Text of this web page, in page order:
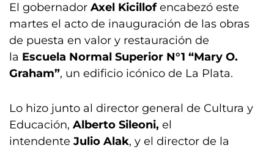
El gobernador Axel Kicillofencabezó este
martes el acto de inauguración de las obras
de puesta en valor y restauración de
la Escuela Normal Superior N°1 “Mary O.
Graham”, un edificio icónico de La Plata.
Lo hizo junto al director general de Cultura y
Educación, Alberto Sileoni, el
intendente Julio Alak, y el director de la